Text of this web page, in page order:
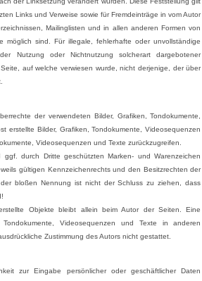
Links und Verweise sowie für Fremdeinträge in vom Autor
Mailinglisten und in allen anderen Formen von
sind. Für illegale, fehlerhafte oder unvollständige
Nutzung oder Nichtnutzung solcherart dargebotener
auf welche verwiesen wurde, nicht derjenige, der über
der verwendeten Bilder, Grafiken, Tondokumente,
erstellte Bilder, Grafiken, Tondokumente, Videosequenzen
Videosequenzen und Texte zurückzugreifen.
durch Dritte geschützten Marken- und Warenzeichen
gültigen Kennzeichenrechts und den Besitzrechten der
bloßen Nennung ist nicht der Schluss zu ziehen, dass
Objekte bleibt allein beim Autor der Seiten. Eine
Videosequenzen und Texte in anderen
Zustimmung des Autors nicht gestattet.
zur Eingabe persönlicher oder geschäftlicher Daten